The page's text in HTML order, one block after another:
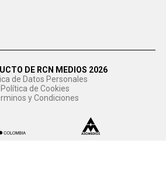
DE RCN MEDIOS 2026
de Datos Personales
Política de Cookies
y Condiciones